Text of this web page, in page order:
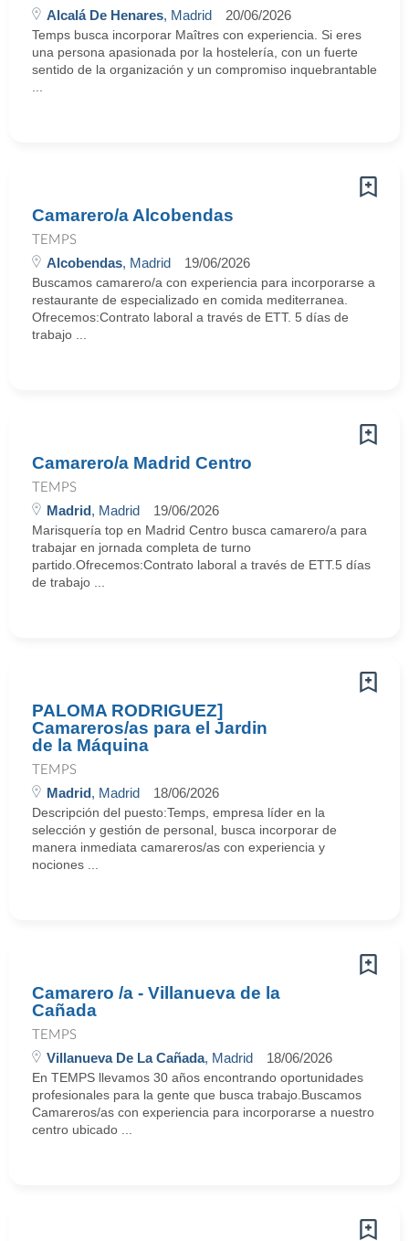
Alcalá De Henares, Madrid 20/06/2026
Temps busca incorporar Maîtres con experiencia. Si eres
una persona apasionada por la hostelería, con un fuerte
sentido de la organización y un compromiso inquebrantable
Camarero/a Alcobendas
TEMPS
Alcobendas, Madrid 19/06/2026
Buscamos camarero/a con experiencia para incorporarse a
restaurante de especializado en comida mediterranea.
Ofrecemos:Contrato laboral a través de ETT. 5 días de
trabajo ...
Camarero/a Madrid Centro
TEMPS
Madrid, Madrid 19/06/2026
Marisquería top en Madrid Centro busca camarero/a para
trabajar en jornada completa de turno
partido.Ofrecemos:Contrato laboral a través de ETT.5 días
de trabajo ...
PALOMA RODRIGUEZ]
Camareros/as para el Jardin
de la Máquina
TEMPS
Madrid, Madrid 18/06/2026
Descripción del puesto:Temps, empresa líder en la
selección y gestión de personal, busca incorporar de
manera inmediata camareros/as con experiencia y
nociones ...
Camarero /a - Villanueva de la
Cañada
TEMPS
Villanueva De La Cañada, Madrid 18/06/2026
En TEMPS llevamos 30 años encontrando oportunidades
profesionales para la gente que busca trabajo.Buscamos
Camareros/as con experiencia para incorporarse a nuestro
centro ubicado ...